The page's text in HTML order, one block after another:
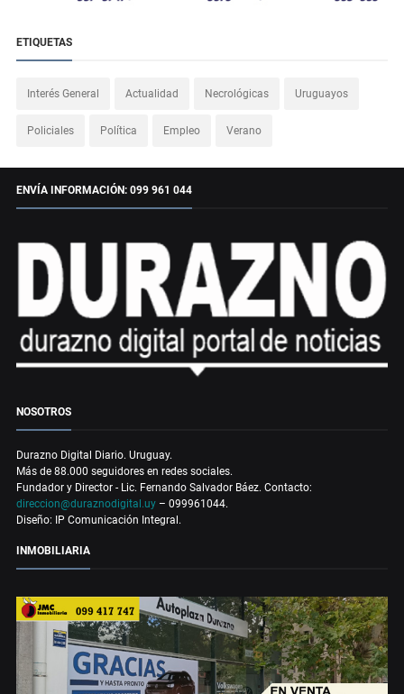
ETIQUETAS
Interés General Actualidad Necrológicas Uruguayos
Policiales Política Empleo Verano
ENVÍA INFORMACIÓN: 099 961 044
NOSOTROS
Durazno Digital Diario. Uruguay.
Más de 88.000 seguidores en redes sociales.
Fundador y Director - Lic. Fernando Salvador Báez. Contacto:
direccion@duraznodigital.uy – 099961044.
Diseño: IP Comunicación Integral.
INMOBILIARIA